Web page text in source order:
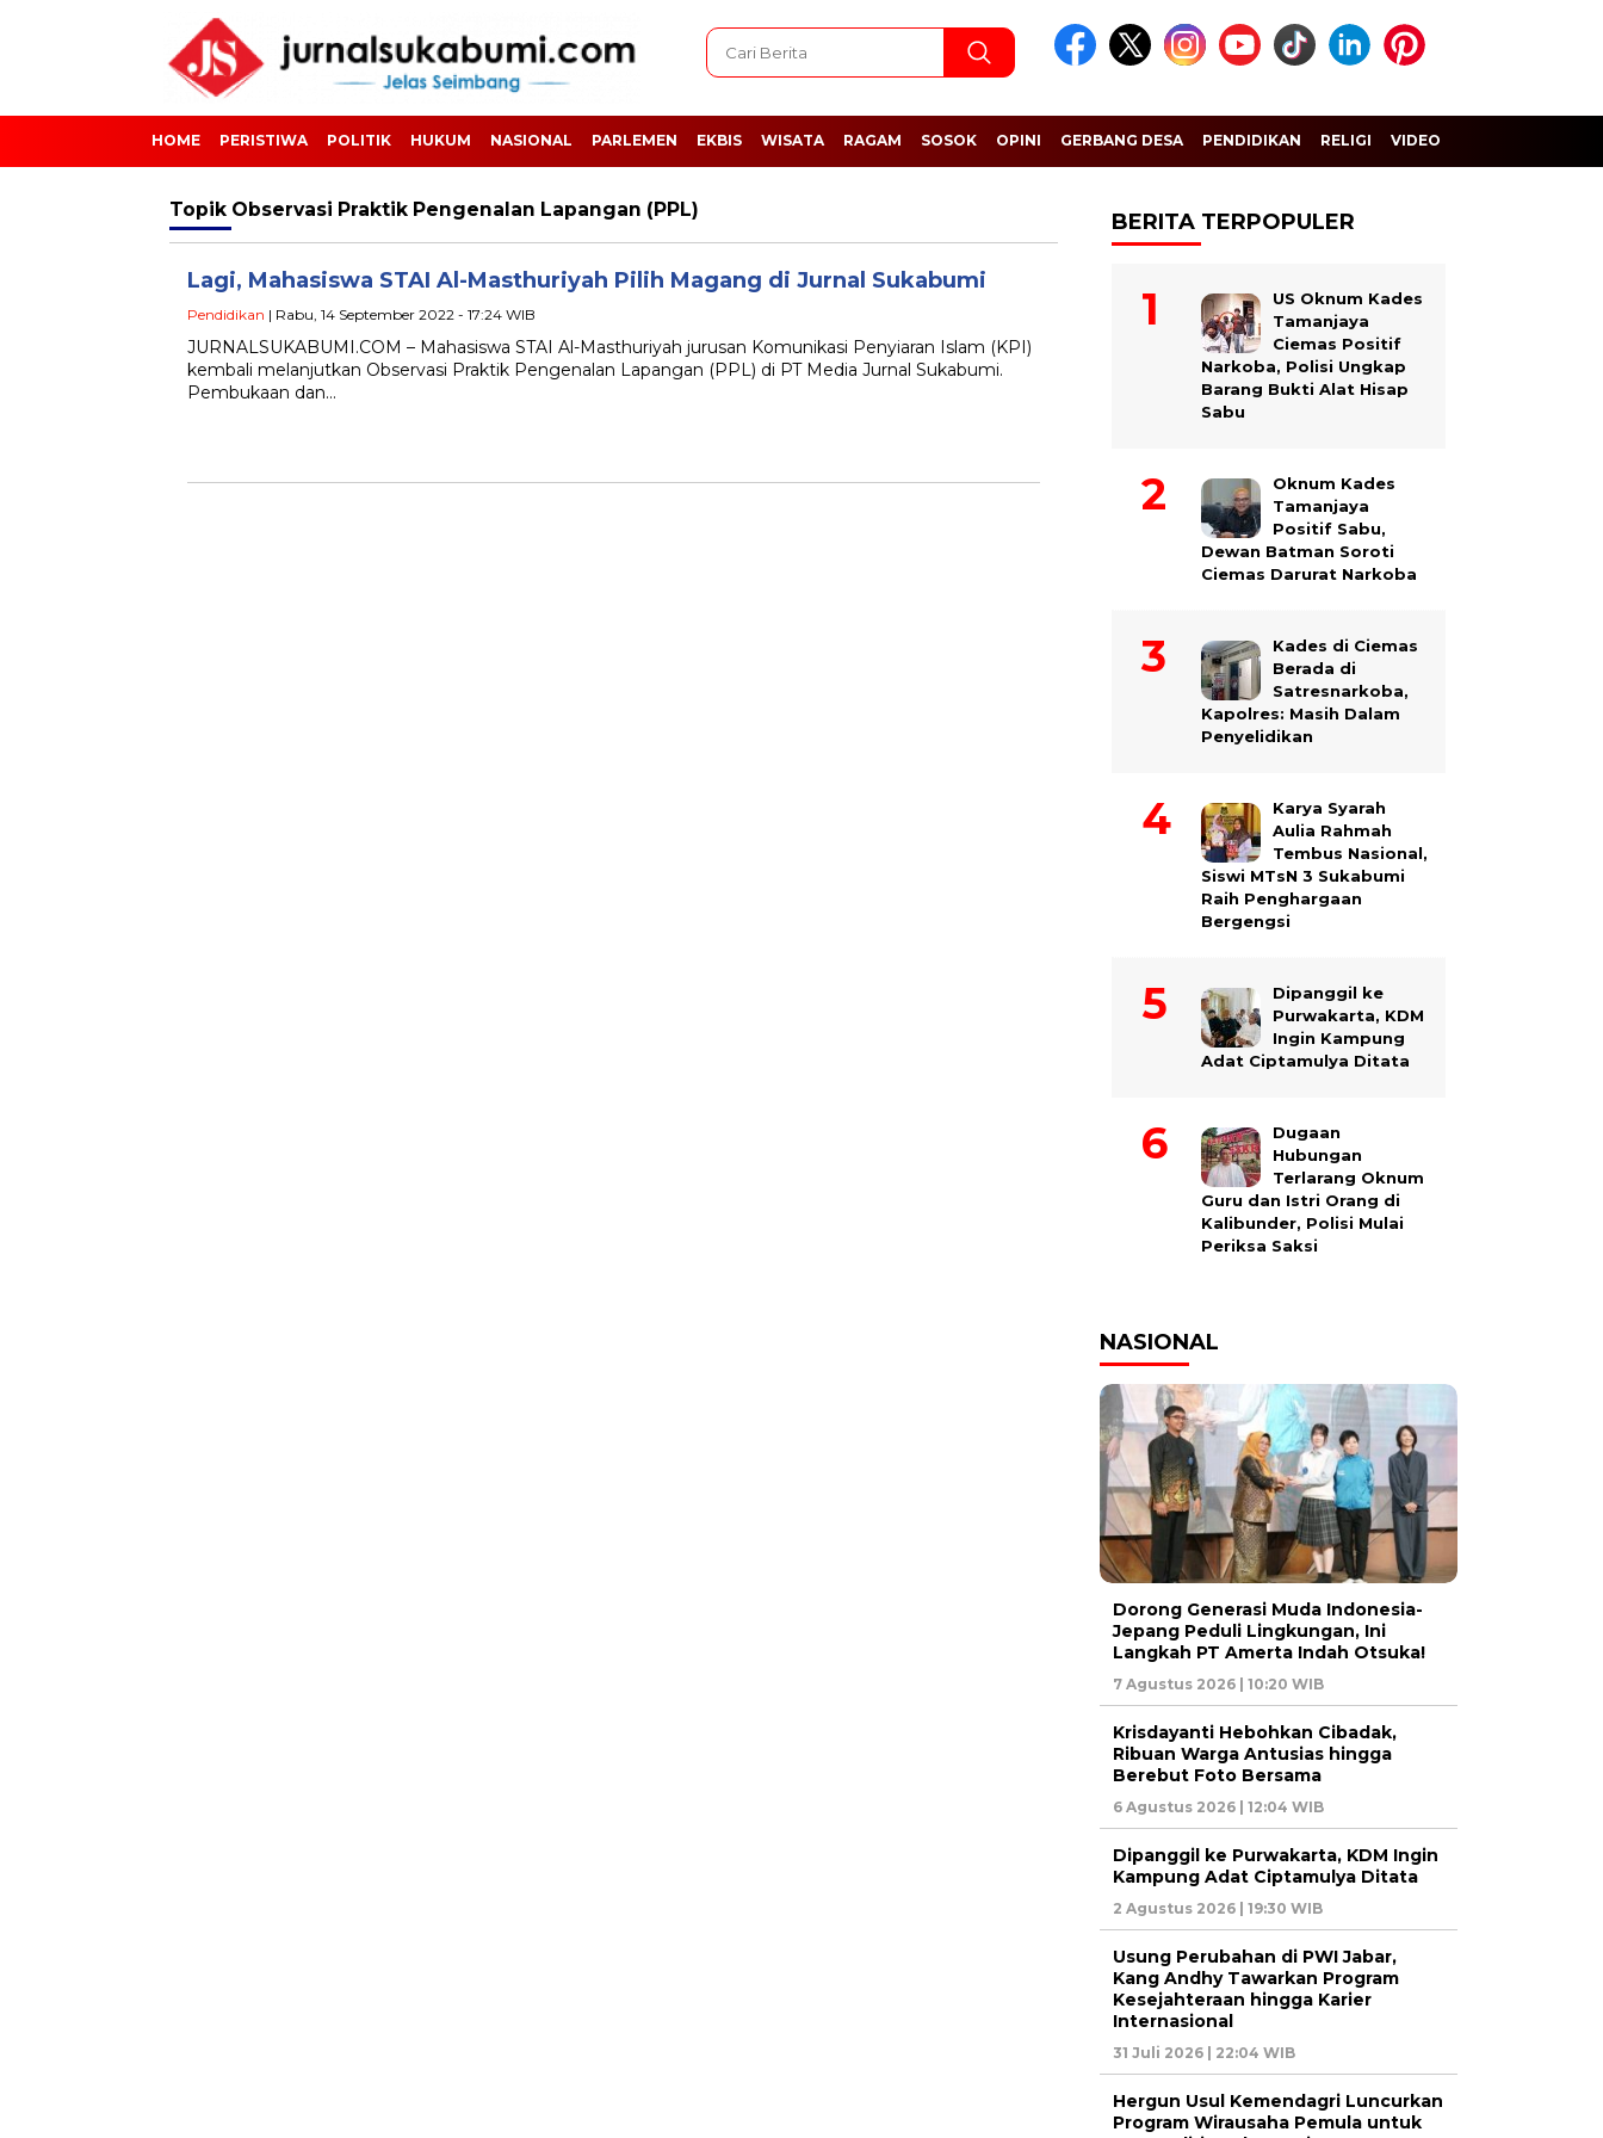
HOME PERISTIWA POLITIK HUKUM NASIONAL PARLEMEN EKBIS WISATA RAGAM SOSOK OPINI GERBANG DESA PENDIDIKAN RELIGI VIDEO
Topik Observasi Praktik Pengenalan Lapangan (PPL)
Lagi, Mahasiswa STAI Al-Masthuriyah Pilih Magang di Jurnal Sukabumi
Pendidikan | Rabu, 14 September 2022 - 17:24 WIB
JURNALSUKABUMI.COM – Mahasiswa STAI Al-Masthuriyah jurusan Komunikasi Penyiaran Islam (KPI)
kembali melanjutkan Observasi Praktik Pengenalan Lapangan (PPL) di PT Media Jurnal Sukabumi.
Pembukaan dan…
BERITA TERPOPULER
US Oknum Kades
Tamanjaya
Ciemas Positif
Narkoba, Polisi Ungkap
Barang Bukti Alat Hisap
Sabu
Oknum Kades
Tamanjaya
Positif Sabu,
Dewan Batman Soroti
Ciemas Darurat Narkoba
Kades di Ciemas
Berada di
Satresnarkoba,
Kapolres: Masih Dalam
Penyelidikan
Karya Syarah
Aulia Rahmah
Tembus Nasional,
Siswi MTsN 3 Sukabumi
Raih Penghargaan
Bergengsi
Dipanggil ke
Purwakarta, KDM
Ingin Kampung
Adat Ciptamulya Ditata
Dugaan
Hubungan
Terlarang Oknum
Guru dan Istri Orang di
Kalibunder, Polisi Mulai
Periksa Saksi
NASIONAL
Dorong Generasi Muda Indonesia-
Jepang Peduli Lingkungan, Ini
Langkah PT Amerta Indah Otsuka!
7 Agustus 2026 | 10:20 WIB
Krisdayanti Hebohkan Cibadak,
Ribuan Warga Antusias hingga
Berebut Foto Bersama
6 Agustus 2026 | 12:04 WIB
Dipanggil ke Purwakarta, KDM Ingin
Kampung Adat Ciptamulya Ditata
2 Agustus 2026 | 19:30 WIB
Usung Perubahan di PWI Jabar,
Kang Andhy Tawarkan Program
Kesejahteraan hingga Karier
Internasional
31 Juli 2026 | 22:04 WIB
Hergun Usul Kemendagri Luncurkan
Program Wirausaha Pemula untuk